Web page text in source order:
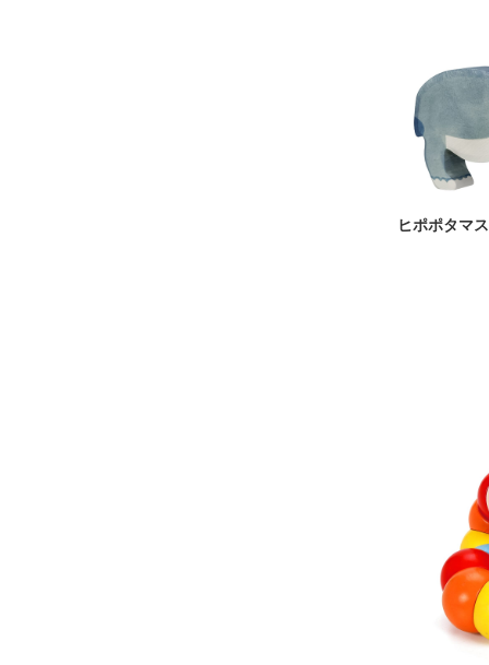
ヒポポタマス